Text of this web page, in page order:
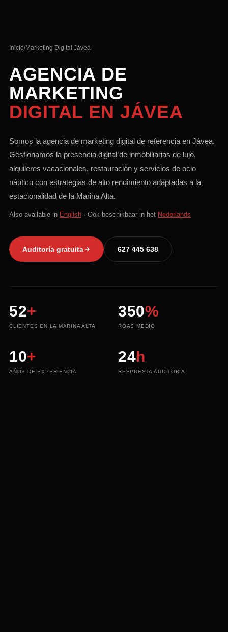
Inicio/Marketing Digital Jávea
AGENCIA DE
MARKETING
DIGITAL EN JÁVEA
Somos la agencia de marketing digital de referencia en Jávea.
Gestionamos la presencia digital de inmobiliarias de lujo,
alquileres vacacionales, restauración y servicios de ocio
náutico con estrategias de alto rendimiento adaptadas a la
estacionalidad de la Marina Alta.
Also available in English · Ook beschikbaar in het Nederlands
Auditoría gratuita 627 445 638
52+
CLIENTES EN LA MARINA ALTA
350%
ROAS MEDIO
10+
AÑOS DE EXPERIENCIA
24h
RESPUESTA AUDITORÍA